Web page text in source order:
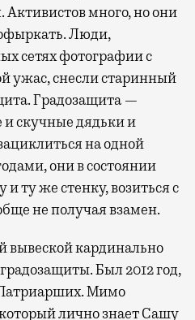
Активистов много, но они
Люди,
сетях фотографии с
ужас, снесли старинный
Градозащита —
скучные дядьки и
на одной
они в состоянии
ту же стенку, возиться с
не получая взамен.
вывеской кардинально
Был 2012 год,
Мимо
лично знает Сашу